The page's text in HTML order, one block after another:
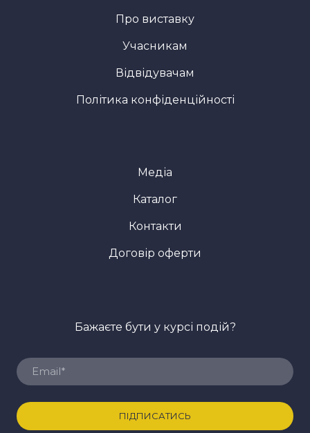
Про виставку
Учасникам
Відвідувачам
Політика конфіденційності
Медіа
Каталог
Контакти
Договір оферти
Бажаєте бути у курсі подій?
ПІДПИСАТИСЬ